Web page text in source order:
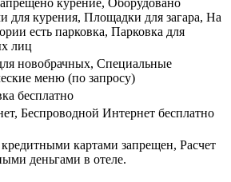
курение, Оборудовано
для курения, Площадки для загара, На
есть парковка, Парковка для
лиц
новобрачных, Специальные
меню (по запросу)
бесплатно
Беспроводной Интернет бесплатно
кредитными картами запрещен, Расчет
деньгами в отеле.